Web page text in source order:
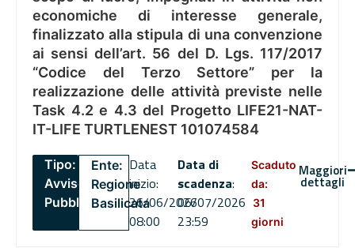
economiche di interesse generale,
finalizzato alla stipula di una convenzione
ai sensi dell’art. 56 del D. Lgs. 117/2017
“Codice del Terzo Settore” per la
realizzazione delle attività previste nelle
Task 4.2 e 4.3 del Progetto LIFE21-NAT-
IT-LIFE TURTLENEST 101074584
Tipo:
Avviso
Pubblico
Ente:
Regione
Basilicata
Data
inizio:
26/06/2026
08:00
Data di
scadenza:
06/07/2026
23:59
Scaduto
da:
31
giorni
Maggiori
dettagli